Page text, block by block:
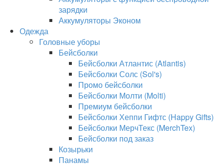
зарядки
Аккумуляторы Эконом
Одежда
Головные уборы
Бейсболки
Бейсболки Атлантис (Atlantis)
Бейсболки Солс (Sol's)
Промо бейсболки
Бейсболки Молти (Molti)
Премиум бейсболки
Бейсболки Хеппи Гифтс (Happy Gifts)
Бейсболки МерчТекс (MerchTex)
Бейсболки под заказ
Козырьки
Панамы